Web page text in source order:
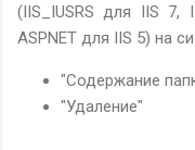
(IIS_IUSRS для IIS 7,
ASPNET для IIS 5) на
"Содержание
"Удаление"